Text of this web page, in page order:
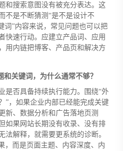
和搜索意图没有被充分表达。这
不是不断猜测“是不是设计不
词”内容来说，常见问题也可以把
快速行动。应建立产品词、应用
用内链把博客、产品页和解决方
关键词，为什么通常不够？
是否具备持续执行能力。围绕“外
”，如果企业内部已经能完成关键
新、数据分析和广告落地页测
如果网站长期没有收录、没有排
法解释，就需要更系统的诊断。
，而是页面主题、内容深度、内